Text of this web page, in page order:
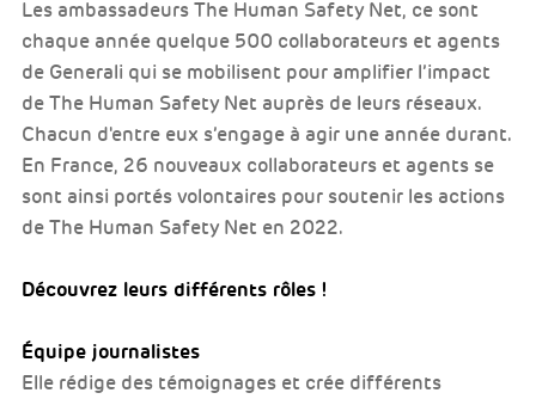
Les ambassadeurs The Human Safety Net, ce sont
chaque année quelque 500 collaborateurs et agents
de Generali qui se mobilisent pour amplifier l’impact
de The Human Safety Net auprès de leurs réseaux.
Chacun d'entre eux s’engage à agir une année durant.
En France, 26 nouveaux collaborateurs et agents se
sont ainsi portés volontaires pour soutenir les actions
de The Human Safety Net en 2022.
Découvrez leurs différents rôles !
Équipe journalistes
Elle rédige des témoignages et crée différents